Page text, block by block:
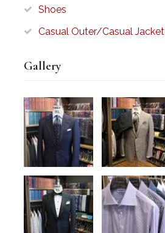
Shoes
Casual Outer/Casual Jacket
Gallery